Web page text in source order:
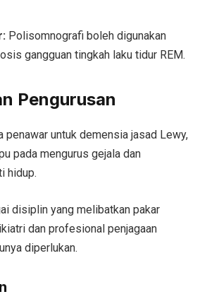
Polisomnografi boleh digunakan
gangguan tingkah laku tidur REM.
Pengurusan
penawar untuk demensia jasad Lewy,
pada mengurus gejala dan
hidup.
disiplin yang melibatkan pakar
dan profesional penjagaan
diperlukan.